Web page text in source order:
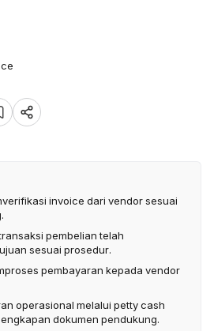
invoice dari vendor sesuai
pembelian telah
sesuai prosedur.
pembayaran kepada vendor
operasional melalui petty cash
dokumen pendukung.